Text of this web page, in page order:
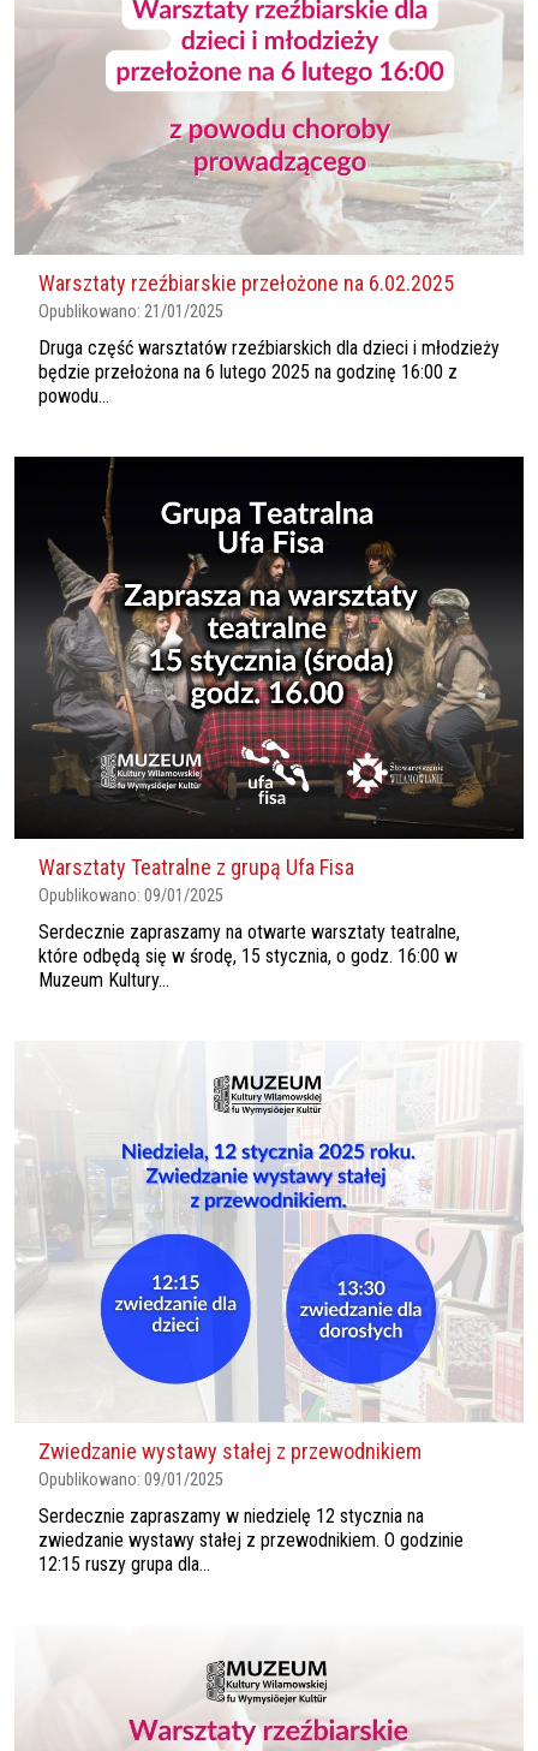
Warsztaty rzeźbiarskie przełożone na 6.02.2025
Opublikowano: 21/01/2025
Druga część warsztatów rzeźbiarskich dla dzieci i młodzieży
będzie przełożona na 6 lutego 2025 na godzinę 16:00 z
powodu...
Warsztaty Teatralne z grupą Ufa Fisa
Opublikowano: 09/01/2025
Serdecznie zapraszamy na otwarte warsztaty teatralne,
które odbędą się w środę, 15 stycznia, o godz. 16:00 w
Muzeum Kultury...
Zwiedzanie wystawy stałej z przewodnikiem
Opublikowano: 09/01/2025
Serdecznie zapraszamy w niedzielę 12 stycznia na
zwiedzanie wystawy stałej z przewodnikiem. O godzinie
12:15 ruszy grupa dla...